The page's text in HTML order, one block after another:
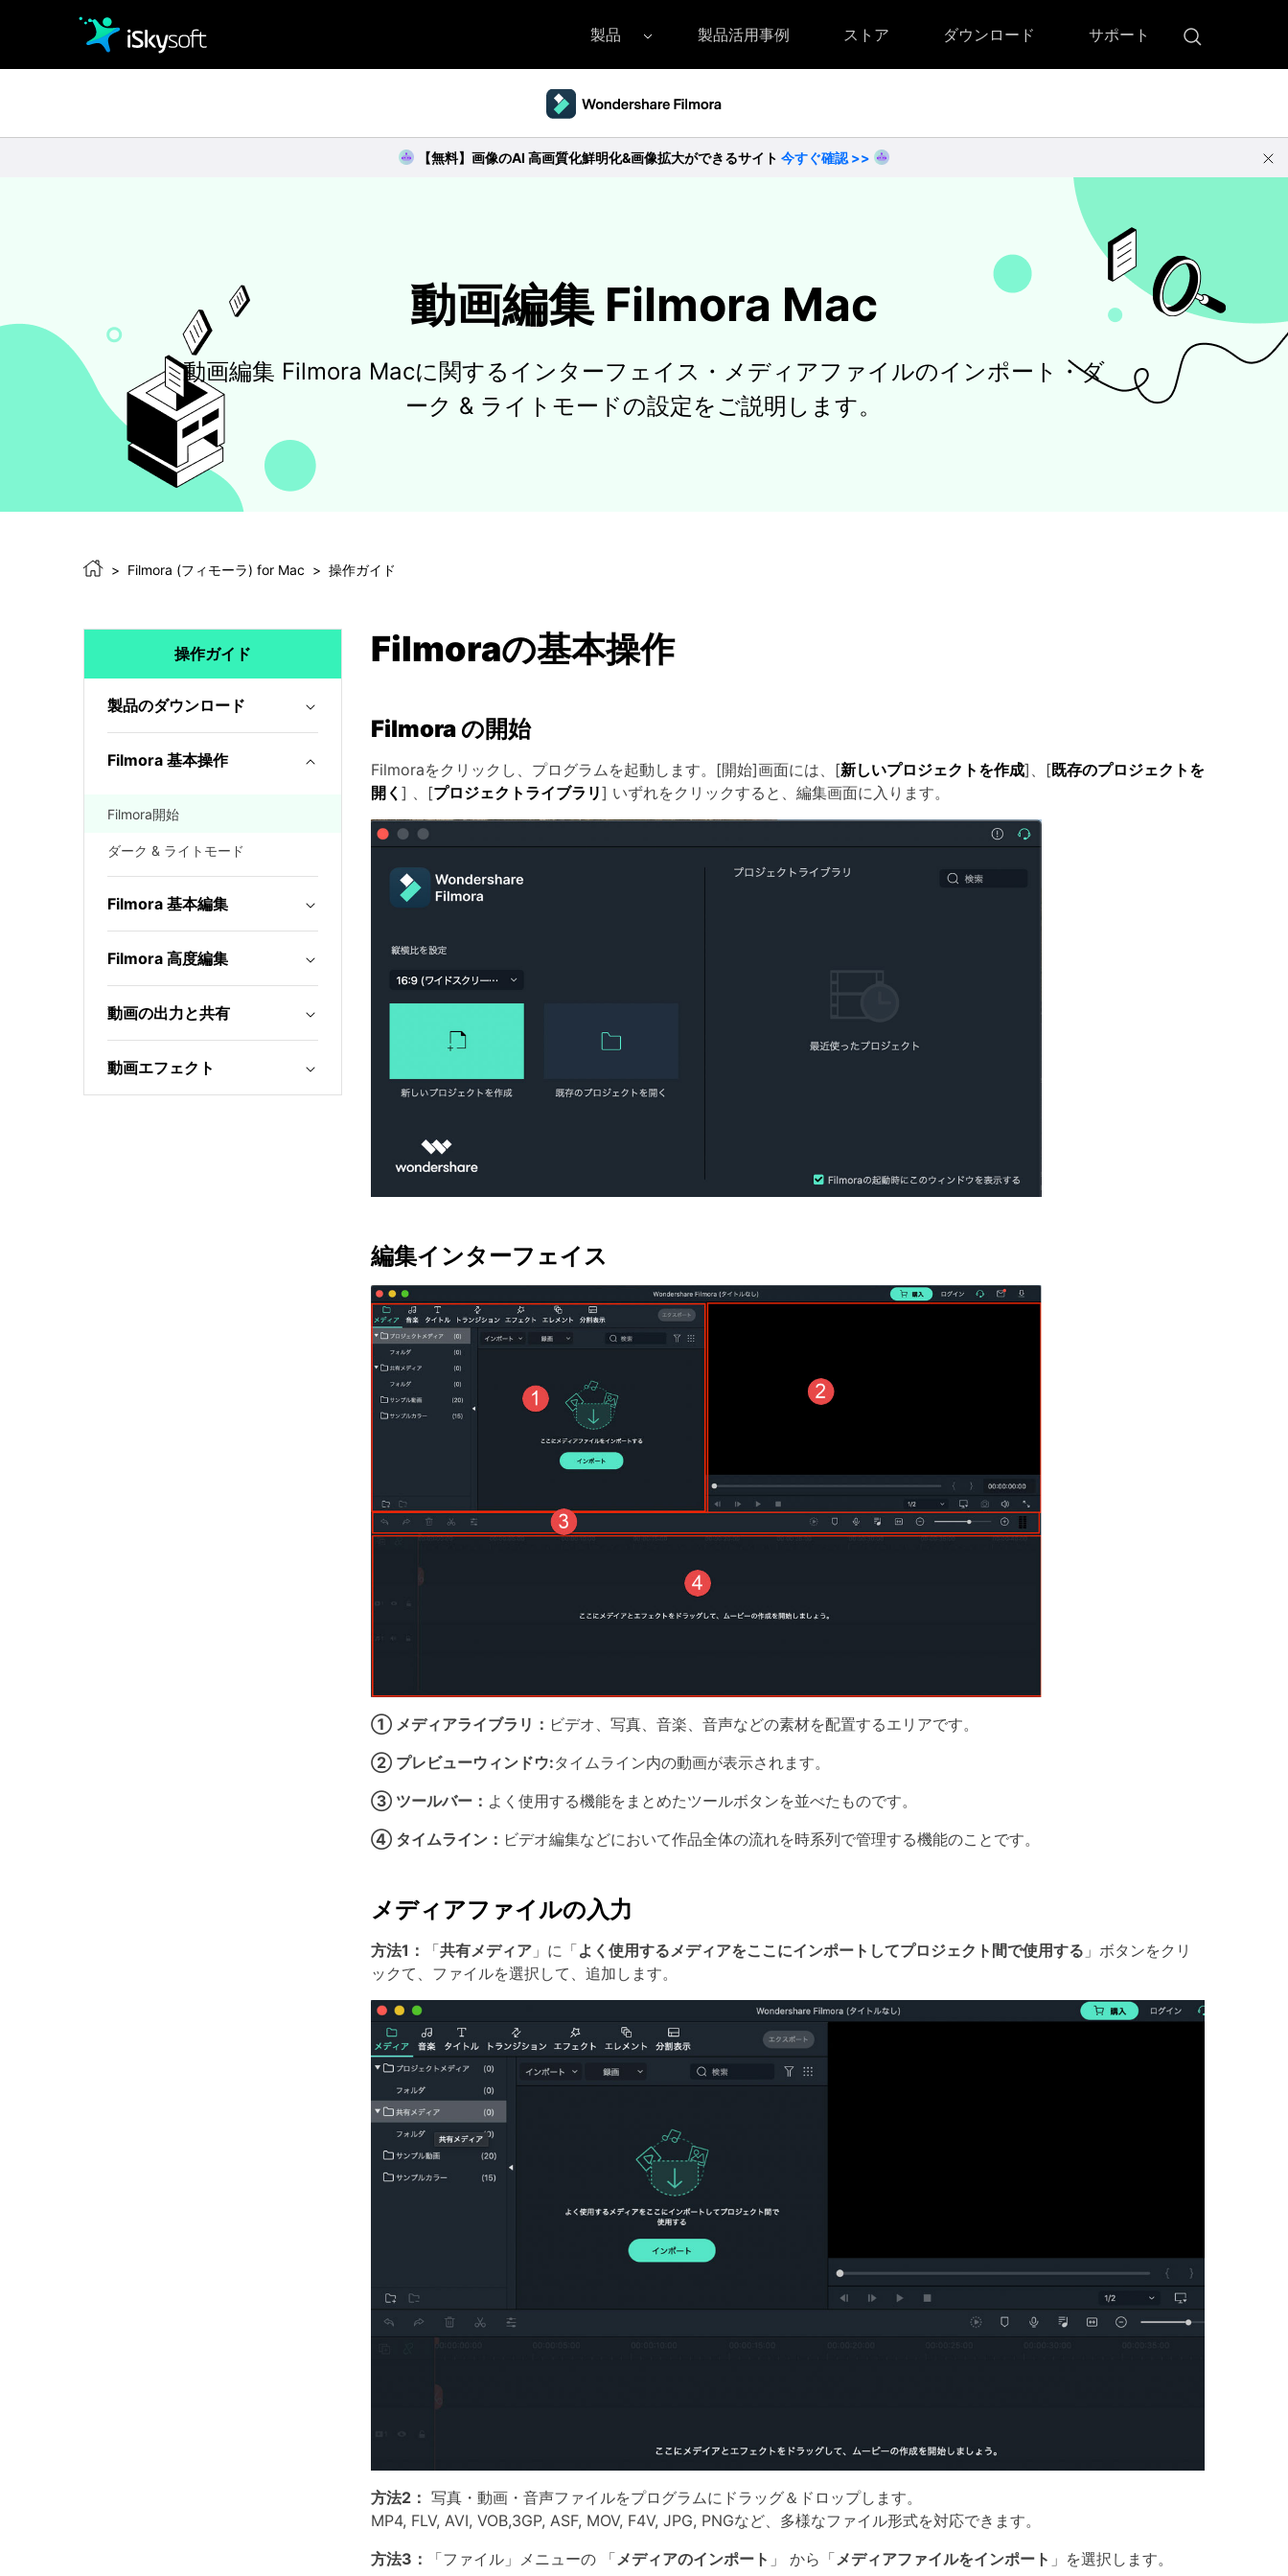
製品
Filmora（フィモーラ）
• DVD Memory for Windows
製品活用事例 ストア ダウンロード サポート
【無料】画像のAI 高画質化鮮明化&画像拡大ができるサイト 今すぐ確認 >>
動画編集 Filmora Mac
動画編集 Filmora Macに関するインターフェイス・メディアファイルのインポート・ダ
ーク & ライトモードの設定をご説明します。
Filmora (フィモーラ) for Mac 操作ガイド
操作ガイド
製品のダウンロード
Filmora 基本操作
Filmora開始
ダーク & ライトモード
Filmora 基本編集
Filmora 高度編集
動画の出力と共有
動画エフェクト
Filmoraの基本操作
Filmora の開始
Filmoraをクリックし、プログラムを起動します。[開始]画面には、[新しいプロジェクトを作成]、[既存のプロジェクトを
開く ] 、[プロジェクトライブラリ] いずれをクリックすると、編集画面に入ります。
編集インターフェイス
① メディアライブラリ： ビデオ、写真、音楽、音声などの素材を配置するエリアです。
② プレビューウィンドウ:タイムライン内の動画が表示されます。
③ ツールバー： よく使用する機能をまとめたツールボタンを並べたものです。
④ タイムライン： ビデオ編集などにおいて作品全体の流れを時系列で管理する機能のことです。
メディアファイルの入力
方法1： 「共有メディア 」に「よく使用するメディアをここにインポートしてプロジェクト間で使用する 」ボタンをクリ
ックて、ファイルを選択して、追加します。
方法2： 写真・動画・音声ファイルをプログラムにドラッグ＆ドロップします。
MP4, FLV, AVI, VOB,3GP, ASF, MOV, F4V, JPG, PNGなど、多様なファイル形式を対応できます。
方法3：
「ファイル」メニューの 「メディアのインポート 」 から「メディアファイルをインポート 」を選択します。